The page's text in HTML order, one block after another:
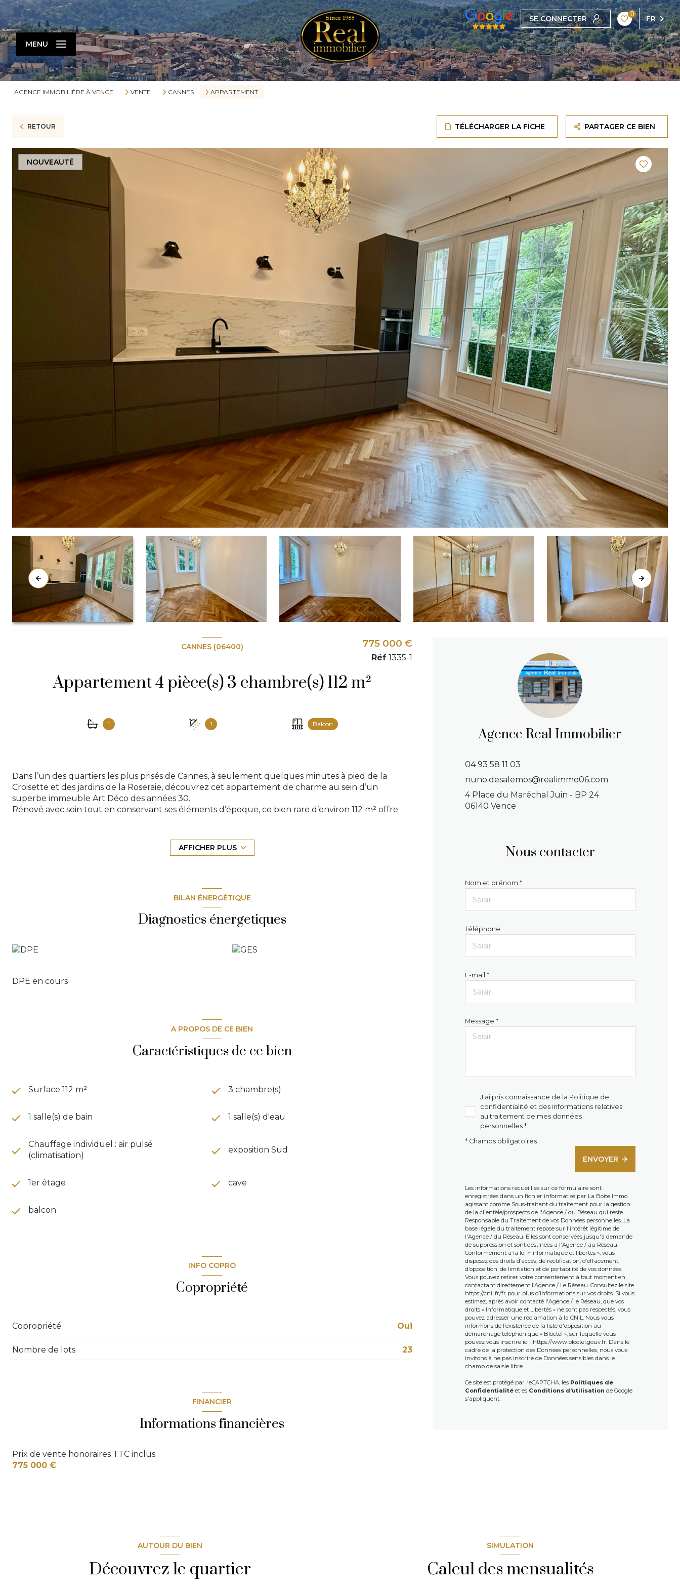
SE CONNECTER
0
FR
MENU
AGENCE IMMOBILIÈRE À VENCE VENTE CANNES APPARTEMENT
RETOUR TÉLÉCHARGER LA FICHE PARTAGER CE BIEN
NOUVEAUTÉ
CANNES (06400)
Appartement 4 pièce(s) 3 chambre(s) 112 m²
1 1 Balcon
775 000 €
Réf 1335-1
Dans l’un des quartiers les plus prisés de Cannes, à seulement quelques minutes à pied de la
Croisette et des jardins de la Roseraie, découvrez cet appartement de charme au sein d’un
superbe immeuble Art Déco des années 30.
Rénové avec soin tout en conservant ses éléments d’époque, ce bien rare d’environ 112 m² offre
L’appartement se compose d’une belle entrée, d’un espace de vie convivial avec cuisine ouverte
sur la salle à manger et le salon, ainsi que de trois chambres dont une suite parentale avec balcon
En complément, une cave en rez-de-chaussée offre un espace de stockage pratique, idéal
Belle adresse, à proximité immédiate des plages et du centre
Volume et cachet préservés
Climatisation intégrée
Cave facilement accessible
AFFICHER PLUS
BILAN ÉNERGÉTIQUE
Diagnostics énergetiques
DPE en cours
A PROPOS DE CE BIEN
Caractéristiques de ce bien
Surface 112 m² 3 chambre(s)
1 salle(s) de bain 1 salle(s) d'eau
Chauffage individuel : air pulsé
(climatisation)
exposition Sud
1er étage cave
balcon
INFO COPRO
Copropriété
Copropriété Oui
Nombre de lots 23
FINANCIER
Informations financières
Prix de vente honoraires TTC inclus
775 000 €
Agence Real Immobilier
04 93 58 11 03
nuno.desalemos@realimmo06.com
4 Place du Maréchal Juin - BP 24
06140 Vence
Nous contacter
Nom et prénom *
Téléphone
E-mail *
Message *
J'ai pris connaissance de la Politique de
confidentialité et des informations relatives
au traitement de mes données
personnelles *
* Champs obligatoires
ENVOYER
Les informations recueillies sur ce formulaire sont
enregistrées dans un fichier informatisé par La Boite Immo
agissant comme Sous-traitant du traitement pour la gestion
de la clientèle/prospects de l'Agence / du Réseau qui reste
Responsable du Traitement de vos Données personnelles. La
base légale du traitement repose sur l'intérêt légitime de
l'Agence / du Réseau. Elles sont conservées jusqu'à demande
de suppression et sont destinées à l'Agence / au Réseau.
Conformément à la loi « informatique et libertés », vous
disposez des droits d’accès, de rectification, d’effacement,
d’opposition, de limitation et de portabilité de vos données.
Vous pouvez retirer votre consentement à tout moment en
contactant directement l’Agence / Le Réseau. Consultez le site
https://cnil.fr/fr pour plus d’informations sur vos droits. Si vous
estimez, après avoir contacté l'Agence / le Réseau, que vos
droits « Informatique et Libertés » ne sont pas respectés, vous
pouvez adresser une réclamation à la CNIL. Nous vous
informons de l’existence de la liste d'opposition au
démarchage téléphonique « Bloctel », sur laquelle vous
pouvez vous inscrire ici : https://www.bloctel.gouv.fr . Dans le
cadre de la protection des Données personnelles, nous vous
invitons à ne pas inscrire de Données sensibles dans le
champ de saisie libre.
Ce site est protégé par reCAPTCHA, les Politiques de
Confidentialitéet es Conditions d'utilisation de Google
s'appliquent.
AUTOUR DU BIEN
Découvrez le quartier
SIMULATION
Calcul des mensualités